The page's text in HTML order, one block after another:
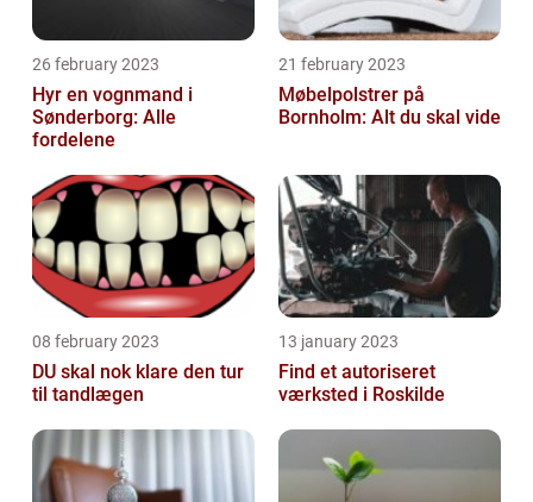
26 february 2023
Hyr en vognmand i
Sønderborg: Alle
fordelene
21 february 2023
Møbelpolstrer på
Bornholm: Alt du skal vide
08 february 2023
DU skal nok klare den tur
til tandlægen
13 january 2023
Find et autoriseret
værksted i Roskilde